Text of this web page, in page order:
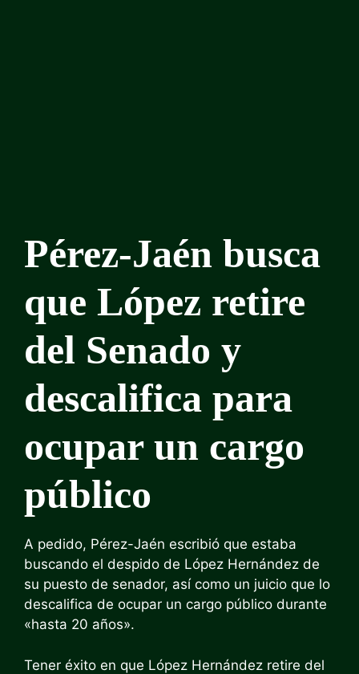
Pérez-Jaén busca
que López retire
del Senado y
descalifica para
ocupar un cargo
público
A pedido, Pérez-Jaén escribió que estaba
buscando el despido de López Hernández de
su puesto de senador, así como un juicio que lo
descalifica de ocupar un cargo público durante
«hasta 20 años».
Tener éxito en que López Hernández retire del